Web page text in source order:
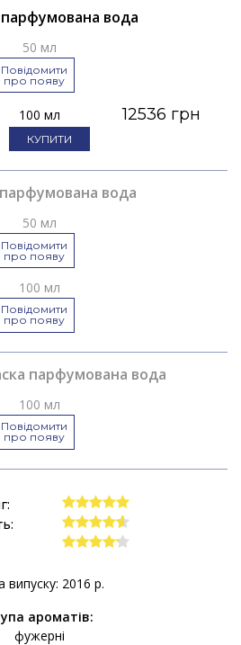
парфумована вода
50 мл
Повідомити
про появу
100 мл 12536 грн
КУПИТИ
вода
50 мл
Повідомити
про появу
100 мл
Повідомити
про появу
парфумована вода
100 мл
Повідомити
про появу
випуску: 2016 р.
ароматів:
фужерні